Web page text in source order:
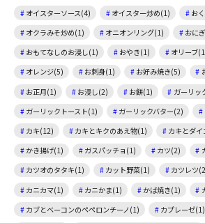
オイスターソース(4)
オイスター炒め(1) お
オクラみそ炒め(1)
オニオンリング(1) おに
おもてなしのお浸し(1)
おやき(1) オリーブ
オレンジ(5)
お刺身(1) お好み焼き(5)
お正月(1)
お浸し(2) お餅(1)
ガーリッ
ガーリックトースト(1)
ガーリックバター(2)
カキ(12)
カキとキクのあえ物(1)
カキとダ
かき揚げ(1)
ガスパッチョ(1) カツ(2)
カツオのタタキ(1)
カット野菜(1) カツレツ
カニカマ(1)
カニかま(1) かば焼き(1)
カブとベーコンのペペロンチーノ(1)
カプレーゼ(1)